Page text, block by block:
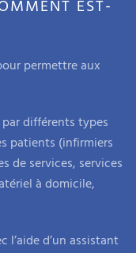
EST-
permettre aux
différents types
patients (infirmiers
de services, services
à domicile,
l’aide d’un assistant